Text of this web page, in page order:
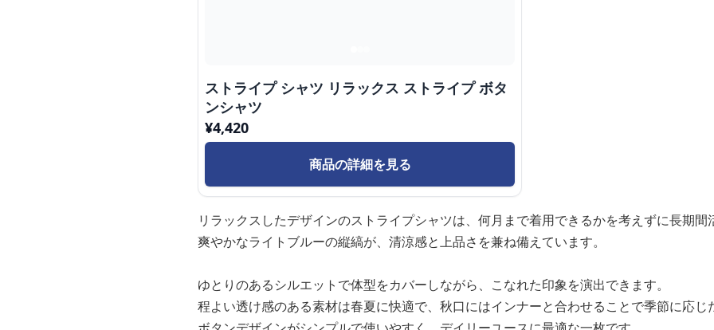
ストライプ シャツ リラックス ストライプ ボタ
ンシャツ
¥4,420
商品の詳細を見る
リラックスしたデザインのストライプシャツは、何月まで着用できるかを考えずに長期間
爽やかなライトブルーの縦縞が、清涼感と上品さを兼ね備えています。
ゆとりのあるシルエットで体型をカバーしながら、こなれた印象を演出できます。
程よい透け感のある素材は春夏に快適で、秋口にはインナーと合わせることで季節に応じ